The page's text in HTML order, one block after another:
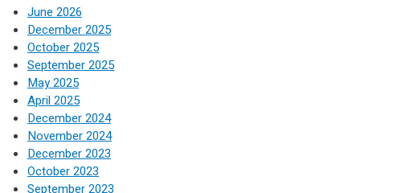
June 2026
December 2025
October 2025
September 2025
May 2025
April 2025
December 2024
November 2024
December 2023
October 2023
September 2023